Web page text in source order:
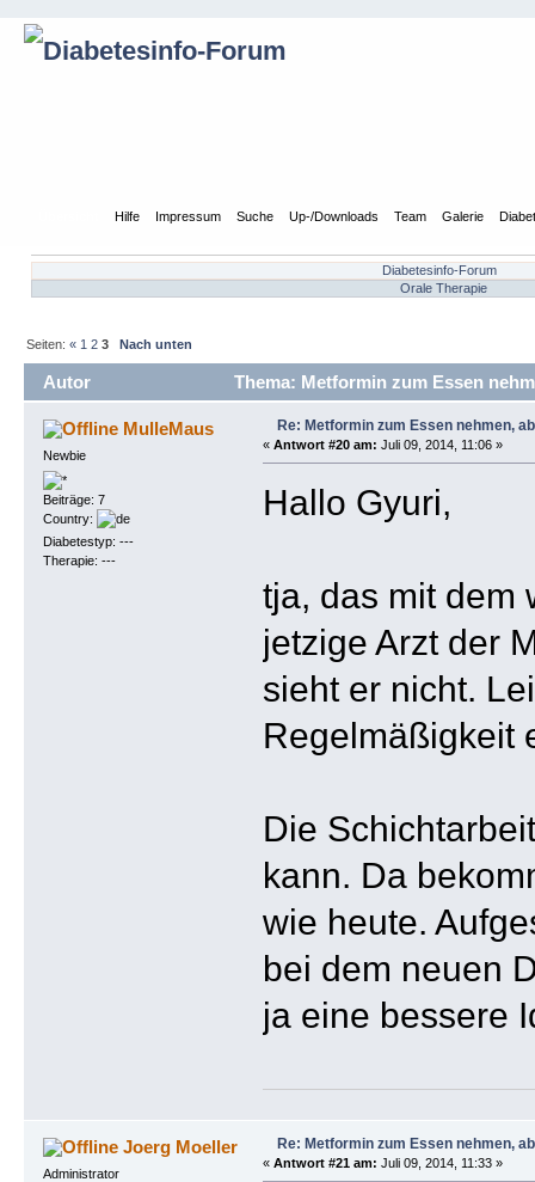
Hilfe Impressum Suche Up-/Downloads Team Galerie
Diabetesinfo-Forum
Orale Therapie
Seiten:« 1 2 3 Nach unten
Autor Thema: Metformin zum Essen
MulleMaus
Newbie
Beiträge: 7
Country:
Diabetestyp: ---
Therapie: ---
Re: Metformin zum Essen nehmen,
« Antwort #20 am: Juli 09, 2014, 11:06 »
Hallo Gyuri,
tja, das mit dem
jetzige Arzt der
sieht er nicht.
Regelmäßigkeit
Die
kann. Da
wie heute.
bei dem neuen
ja eine bessere
Joerg Moeller
Administrator
Re: Metformin zum Essen nehmen,
« Antwort #21 am: Juli 09, 2014, 11:33 »